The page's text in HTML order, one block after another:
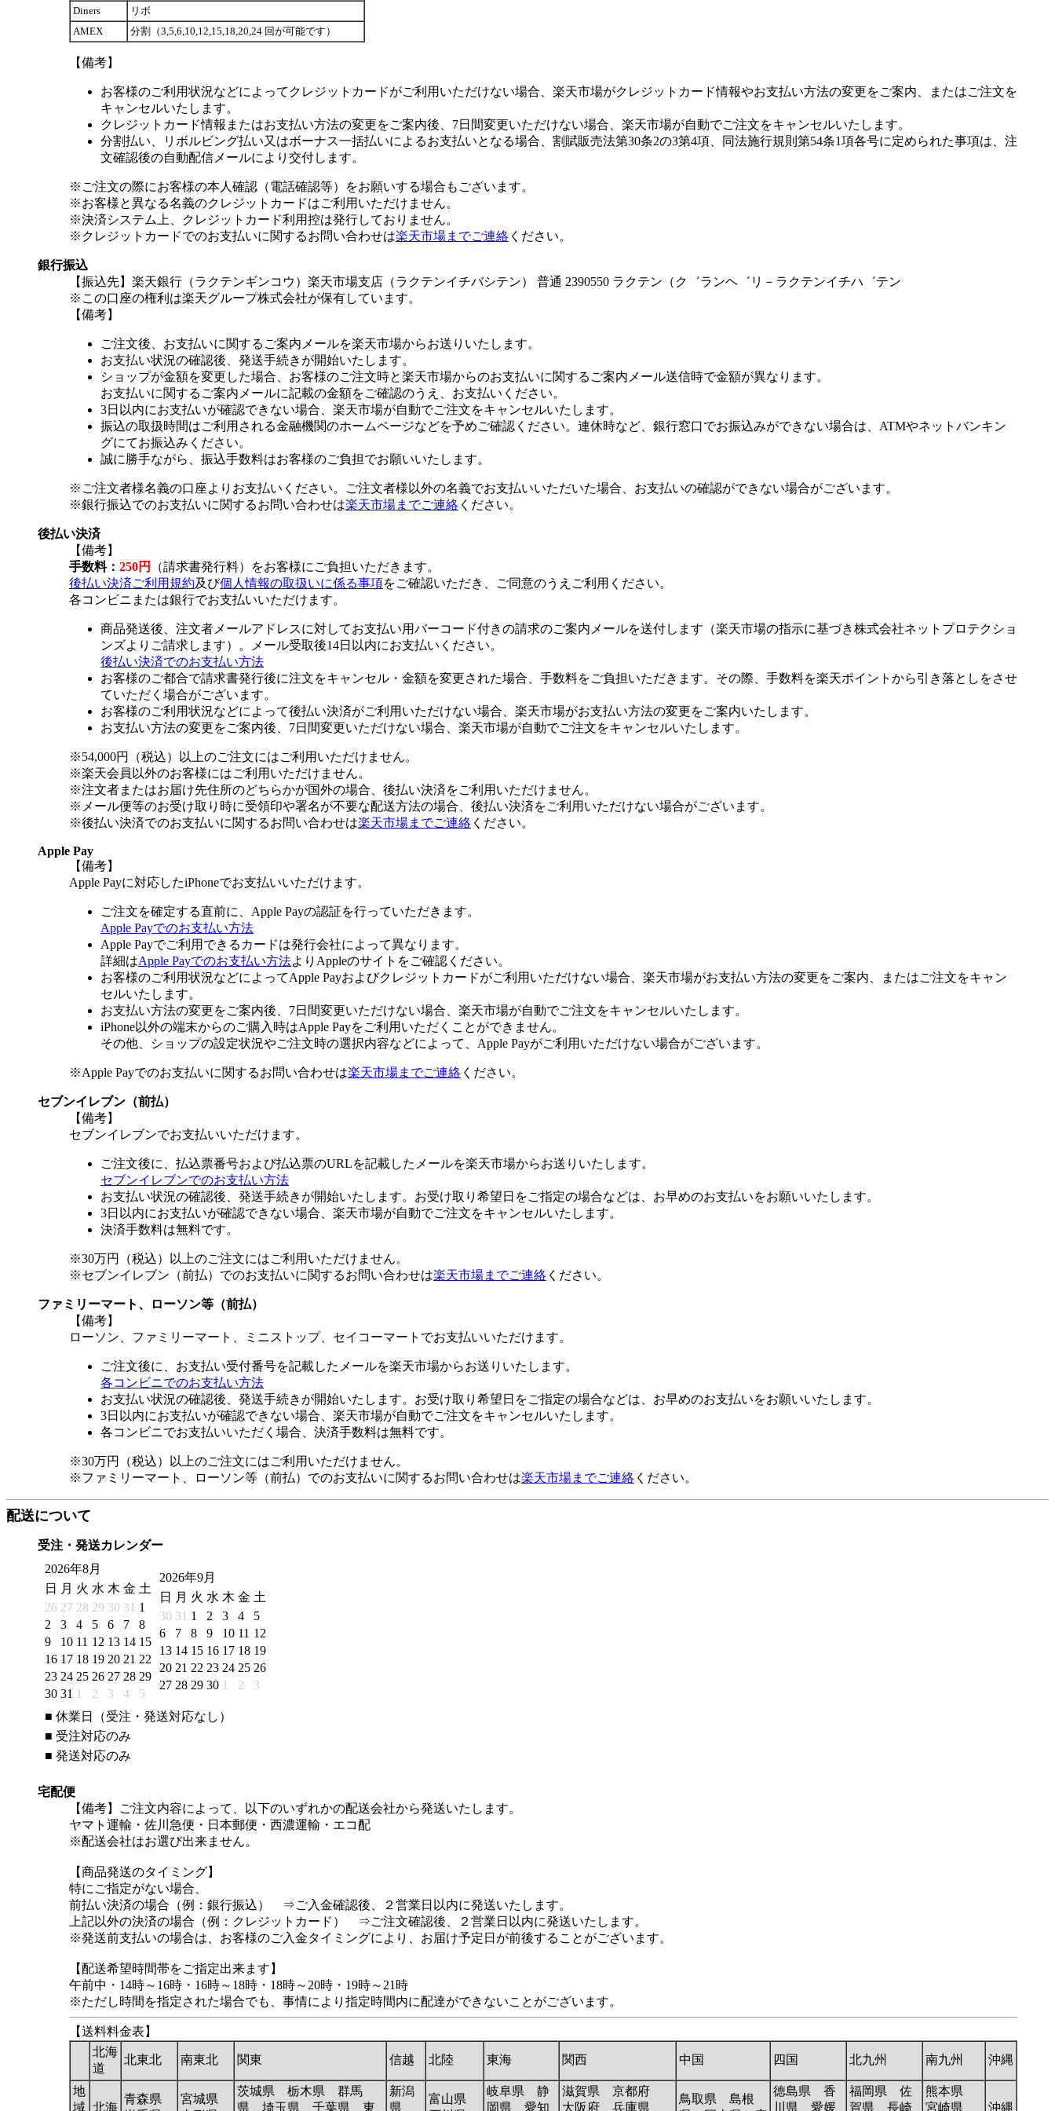
Diners
リボ
AMEX
分割（3,5,6,10,12,15,18,20,24 回が可能です）
【備考】
お客様のご利用状況などによってクレジットカードがご利用いただけない場合、楽天市場がクレジットカード情報やお支払い方法の変更をご案内、またはご注文を
キャンセルいたします。
クレジットカード情報またはお支払い方法の変更をご案内後、7日間変更いただけない場合、楽天市場が自動でご注文をキャンセルいたします。
分割払い、リボルビング払い又はボーナス一括払いによるお支払いとなる場合、割賦販売法第30条2の3第4項、同法施行規則第54条1項各号に定められた事項は、注
文確認後の自動配信メールにより交付します。
※ご注文の際にお客様の本人確認（電話確認等）をお願いする場合もございます。
※お客様と異なる名義のクレジットカードはご利用いただけません。
※決済システム上、クレジットカード利用控は発行しておりません。
※クレジットカードでのお支払いに関するお問い合わせは楽天市場までご連絡 ください。
銀行振込
【振込先】楽天銀行（ラクテンギンコウ）楽天市場支店（ラクテンイチバシテン） 普通 2390550 ラクテン（ク゛ランヘ゛リ－ラクテンイチハ゛テン
※この口座の権利は楽天グループ株式会社が保有しています。
【備考】
ご注文後、お支払いに関するご案内メールを楽天市場からお送りいたします。
お支払い状況の確認後、発送手続きが開始いたします。
ショップが金額を変更した場合、お客様のご注文時と楽天市場からのお支払いに関するご案内メール送信時で金額が異なります。
お支払いに関するご案内メールに記載の金額をご確認のうえ、お支払いください。
3日以内にお支払いが確認できない場合、楽天市場が自動でご注文をキャンセルいたします。
振込の取扱時間はご利用される金融機関のホームページなどを予めご確認ください。連休時など、銀行窓口でお振込みができない場合は、ATMやネットバンキン
グにてお振込みください。
誠に勝手ながら、振込手数料はお客様のご負担でお願いいたします。
※ご注文者様名義の口座よりお支払いください。ご注文者様以外の名義でお支払いいただいた場合、お支払いの確認ができない場合がございます。
※銀行振込でのお支払いに関するお問い合わせは楽天市場までご連絡 ください。
後払い決済
【備考】
手数料： 250円
（請求書発行料）をお客様にご負担いただきます。
後払い決済ご利用規約及び個人情報の取扱いに係る事項をご確認いただき、ご同意のうえご利用ください。
各コンビニまたは銀行でお支払いいただけます。
商品発送後、注文者メールアドレスに対してお支払い用バーコード付きの請求のご案内メールを送付します（楽天市場の指示に基づき株式会社ネットプロテクショ
ンズよりご請求します）。メール受取後14日以内にお支払いください。
後払い決済でのお支払い方法
お客様のご都合で請求書発行後に注文をキャンセル・金額を変更された場合、手数料をご負担いただきます。その際、手数料を楽天ポイントから引き落としをさせ
ていただく場合がございます。
お客様のご利用状況などによって後払い決済がご利用いただけない場合、楽天市場がお支払い方法の変更をご案内いたします。
お支払い方法の変更をご案内後、7日間変更いただけない場合、楽天市場が自動でご注文をキャンセルいたします。
※54,000円（税込）以上のご注文にはご利用いただけません。
※楽天会員以外のお客様にはご利用いただけません。
※注文者またはお届け先住所のどちらかが国外の場合、後払い決済をご利用いただけません。
※メール便等のお受け取り時に受領印や署名が不要な配送方法の場合、後払い決済をご利用いただけない場合がございます。
※後払い決済でのお支払いに関するお問い合わせは楽天市場までご連絡 ください。
Apple Pay
【備考】
Apple Payに対応したiPhoneでお支払いいただけます。
ご注文を確定する直前に、Apple Payの認証を行っていただきます。
Apple Payでのお支払い方法
Apple Payでご利用できるカードは発行会社によって異なります。
詳細はApple Payでのお支払い方法よりAppleのサイトをご確認ください。
お客様のご利用状況などによってApple Payおよびクレジットカードがご利用いただけない場合、楽天市場がお支払い方法の変更をご案内、またはご注文をキャン
セルいたします。
お支払い方法の変更をご案内後、7日間変更いただけない場合、楽天市場が自動でご注文をキャンセルいたします。
iPhone以外の端末からのご購入時はApple Payをご利用いただくことができません。
その他、ショップの設定状況やご注文時の選択内容などによって、Apple Payがご利用いただけない場合がございます。
※Apple Payでのお支払いに関するお問い合わせは楽天市場までご連絡 ください。
セブンイレブン（前払）
【備考】
セブンイレブンでお支払いいただけます。
ご注文後に、払込票番号および払込票のURLを記載したメールを楽天市場からお送りいたします。
セブンイレブンでのお支払い方法
お支払い状況の確認後、発送手続きが開始いたします。お受け取り希望日をご指定の場合などは、お早めのお支払いをお願いいたします。
3日以内にお支払いが確認できない場合、楽天市場が自動でご注文をキャンセルいたします。
決済手数料は無料です。
※30万円（税込）以上のご注文にはご利用いただけません。
※セブンイレブン（前払）でのお支払いに関するお問い合わせは楽天市場までご連絡 ください。
ファミリーマート、ローソン等（前払）
【備考】
ローソン、ファミリーマート、ミニストップ、セイコーマートでお支払いいただけます。
ご注文後に、お支払い受付番号を記載したメールを楽天市場からお送りいたします。
各コンビニでのお支払い方法
お支払い状況の確認後、発送手続きが開始いたします。お受け取り希望日をご指定の場合などは、お早めのお支払いをお願いいたします。
3日以内にお支払いが確認できない場合、楽天市場が自動でご注文をキャンセルいたします。
各コンビニでお支払いいただく場合、決済手数料は無料です。
※30万円（税込）以上のご注文にはご利用いただけません。
※ファミリーマート、ローソン等（前払）でのお支払いに関するお問い合わせは楽天市場までご連絡 ください。
配送について
受注・発送カレンダー
2026年8月
日
月 火 水 木 金 土
26 27 28 29 30 31 1
2
3 4 5 6 7
8
9
10 11 12 13 14 15
16 17 18 19 20 21 22
23 24 25 26 27 28 29
30 31 1 2 3 4 5
2026年9月
日
月 火 水 木 金 土
30 31 1 2 3 4
5
6
7 8 9 10 11 12
13 14 15 16 17 18 19
20 21 22 23 24 25 26
27 28 29 30 1 2 3
■ 休業日（受注・発送対応なし）
■ 受注対応のみ
■ 発送対応のみ
宅配便
【備考】ご注文内容によって、以下のいずれかの配送会社から発送いたします。
ヤマト運輸・佐川急便・日本郵便・西濃運輸・エコ配
※配送会社はお選び出来ません。
【商品発送のタイミング】
特にご指定がない場合、
前払い決済の場合（例：銀行振込） ⇒ご入金確認後、２営業日以内に発送いたします。
上記以外の決済の場合（例：クレジットカード） ⇒ご注文確認後、２営業日以内に発送いたします。
※発送前支払いの場合は、お客様のご入金タイミングにより、お届け予定日が前後することがございます。
【配送希望時間帯をご指定出来ます】
午前中・14時～16時・16時～18時・18時～20時・19時～21時
※ただし時間を指定された場合でも、事情により指定時間内に配達ができないことがございます。
【送料料金表】
北海
道
北東北 南東北 関東 信越 北陸 東海 関西 中国 四国 北九州 南九州 沖縄
地
域 北海
青森県
宮城県
茨城県 栃木県 群馬
県 埼玉県 千葉県 東
新潟
県
富山県
岐阜県 静
岡県 愛知
滋賀県 京都府
大阪府 兵庫県
鳥取県 島根
徳島県 香
川県 愛媛
福岡県 佐
賀県 長崎
熊本県
宮崎県
沖縄